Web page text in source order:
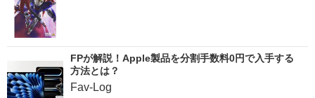
FPが解説！Apple製品を分割手数料0円で入手する
方法とは？
Fav-Log